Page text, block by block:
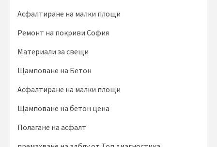
Асфалтиране на малки площи
Ремонт на покриви София
Материали за свещи
Щамповане на Бетон
Асфалтиране на малки площи
Щамповане на бетон цена
Полагане на асфалт